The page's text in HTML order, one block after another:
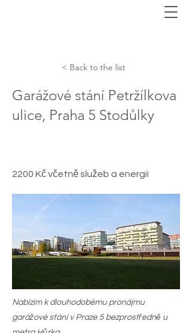
< Back to the list
Garážové stání Petržílkova
ulice, Praha 5 Stodůlky
2200 Kč včetně služeb a energií
Nabízím k dlouhodobému pronájmu
garážové stání v Praze 5 bezprostředně u